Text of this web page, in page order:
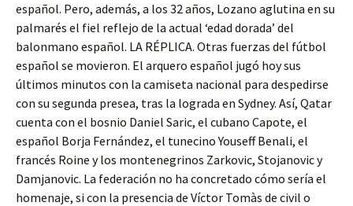
español. Pero, además, a los 32 años, Lozano aglutina en su
palmarés el fiel reflejo de la actual ‘edad dorada’ del
balonmano español. LA RÉPLICA. Otras fuerzas del fútbol
español se movieron. El arquero español jugó hoy sus
últimos minutos con la camiseta nacional para despedirse
con su segunda presea, tras la lograda en Sydney. Así, Qatar
cuenta con el bosnio Daniel Saric, el cubano Capote, el
español Borja Fernández, el tunecino Youseff Benali, el
francés Roine y los montenegrinos Zarkovic, Stojanovic y
Damjanovic. La federación no ha concretado cómo sería el
homenaje, si con la presencia de Víctor Tomàs de civil o